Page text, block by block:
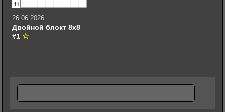
26.06.2026
Двойной блокт 8х8
#1